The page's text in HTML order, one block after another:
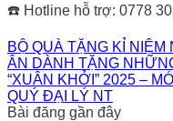
☎️ Hotline hỗ trợ: 0778
BỘ QUÀ TẶNG KỈ NIỆM
ÂN DÀNH TẶNG
“XUÂN KHỞI” 2025 –
QUÝ ĐẠI LÝ NT
Bài đăng gần đây